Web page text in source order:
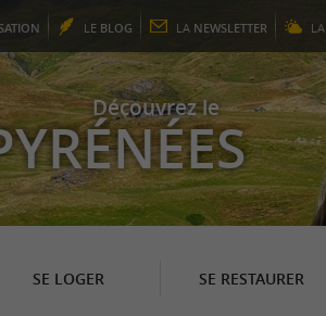
LE BLOG LA NEWSLETTER LA
Découvrez le
SE LOGER SE RESTAURER